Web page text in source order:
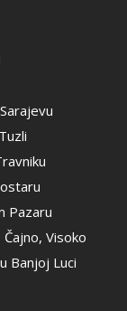
Pazaru
Visoko
Banjoj Luci